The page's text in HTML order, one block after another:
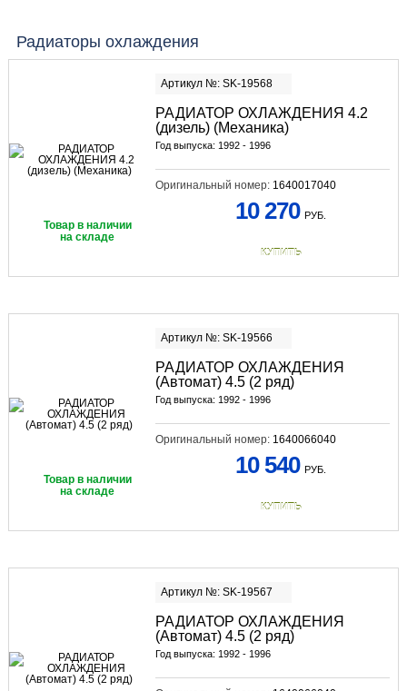
Радиаторы охлаждения
Артикул №: SK-19568
РАДИАТОР ОХЛАЖДЕНИЯ 4.2
(дизель) (Механика)
Год выпуска: 1992 - 1996
Оригинальный номер: 1640017040
Товар в наличии
на складе
10 270 РУБ.
КУПИТЬ
Артикул №: SK-19566
РАДИАТОР ОХЛАЖДЕНИЯ
(Автомат) 4.5 (2 ряд)
Год выпуска: 1992 - 1996
Оригинальный номер: 1640066040
Товар в наличии
на складе
10 540 РУБ.
КУПИТЬ
Артикул №: SK-19567
РАДИАТОР ОХЛАЖДЕНИЯ
(Автомат) 4.5 (2 ряд)
Год выпуска: 1992 - 1996